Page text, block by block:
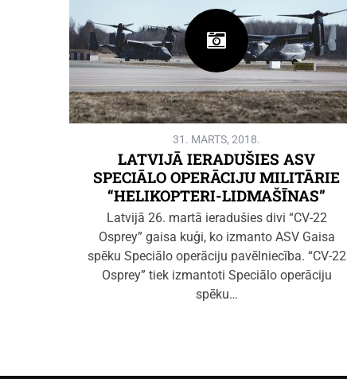
31. MARTS, 2018.
LATVIJĀ IERADUŠIES ASV
SPECIĀLO OPERĀCIJU MILITĀRIE
“HELIKOPTERI-LIDMAŠĪNAS”
Latvijā 26. martā ieradušies divi “CV-22
Osprey” gaisa kuģi, ko izmanto ASV Gaisa
spēku Speciālo operāciju pavēlniecība. “CV-22
Osprey” tiek izmantoti Speciālo operāciju
spēku…